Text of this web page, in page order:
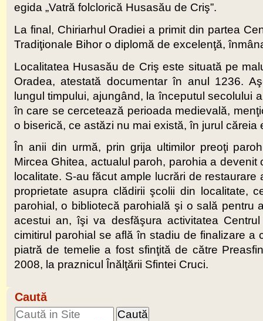
egida „Vatră folclorică Husasău de Criş”.
La final, Chiriarhul Oradiei a primit din partea
Tradiţionale Bihor o diplomă de excelenţă,
Localitatea Husasău de Criş este situată pe
Oradea, atestată documentar în anul 1236.
lungul timpului, ajungând, la începutul secolului
în care se cercetează perioada medievală,
o biserică, ce astăzi nu mai există, în jurul
În anii din urmă, prin grija ultimilor preoţi
Mircea Ghitea, actualul paroh, parohia a
localitate. S-au făcut ample lucrări de
proprietate asupra clădirii şcolii din localitate,
parohial, o bibliotecă parohială şi o sală pentru
acestui an, îşi va desfăşura activitatea
cimitirul parohial se află în stadiu de finalizare a
piatră de temelie a fost sfinţită de către
2008, la praznicul Înălţării Sfintei Cruci.
Caută